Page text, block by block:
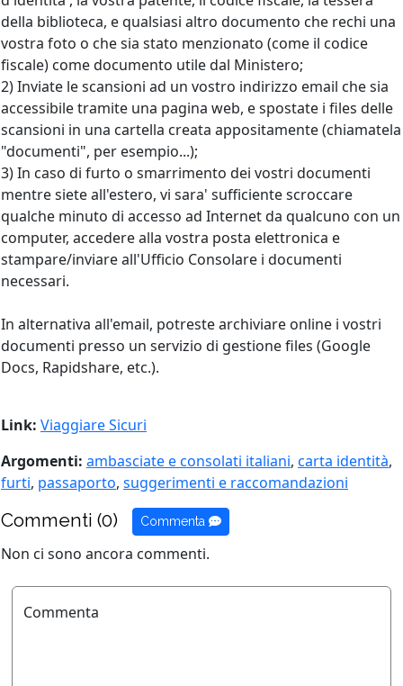
della biblioteca, e qualsiasi altro documento che rechi una
vostra foto o che sia stato menzionato (come il codice
fiscale) come documento utile dal Ministero;
2) Inviate le scansioni ad un vostro indirizzo email che sia
accessibile tramite una pagina web, e spostate i files delle
scansioni in una cartella creata appositamente (chiamatela
"documenti", per esempio...);
3) In caso di furto o smarrimento dei vostri documenti
mentre siete all'estero, vi sara' sufficiente scroccare
qualche minuto di accesso ad Internet da qualcuno con un
computer, accedere alla vostra posta elettronica e
stampare/inviare all'Ufficio Consolare i documenti
necessari.
In alternativa all'email, potreste archiviare online i vostri
documenti presso un servizio di gestione files (Google
Docs, Rapidshare, etc.).
Link: Viaggiare Sicuri
Argomenti: ambasciate e consolati italiani, carta identità,
furti, passaporto, suggerimenti e raccomandazioni
Commenti (0) Commenta
Non ci sono ancora commenti.
Commenta